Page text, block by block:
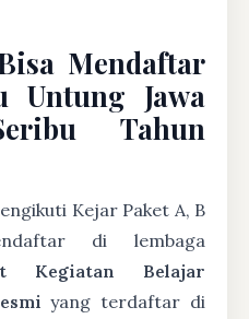
Mendaftar
Untung Jawa
Tahun
Kejar Paket A, B
di lembaga
Kegiatan Belajar
yang terdaftar di